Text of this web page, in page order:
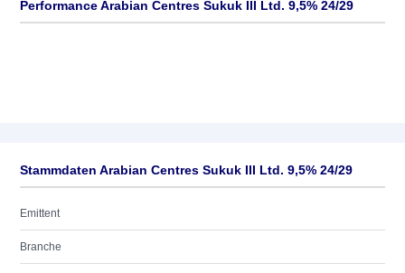
Performance Arabian Centres Sukuk III Ltd. 9,5% 24/29
Stammdaten Arabian Centres Sukuk III Ltd. 9,5% 24/29
Emittent
Branche